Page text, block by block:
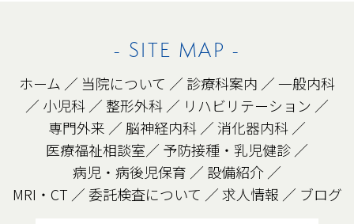
- SITE MAP -
ホーム ／ 当院について ／ 診療科案内 ／一般内科
／ 小児科 ／ 整形外科 ／ リハビリテーション ／
専門外来 ／ 脳神経内科 ／消化器内科 ／
医療福祉相談室／ 予防接種・乳児健診 ／
病児・病後児保育 ／ 設備紹介 ／
MRI・CT ／委託検査について ／求人情報 ／ ブログ